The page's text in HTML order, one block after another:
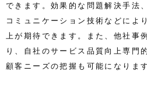
できます。効果的な問題解決手法
コミュニケーション技術などによ
上が期待できます。また、他社事
り、自社のサービス品質向上専門
顧客ニーズの把握も可能になります